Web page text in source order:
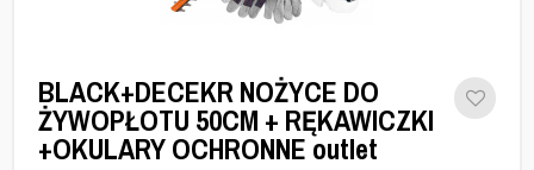
BLACK+DECEKR NOŻYCE DO
ŻYWOPŁOTU 50CM + RĘKAWICZKI
+OKULARY OCHRONNE outlet